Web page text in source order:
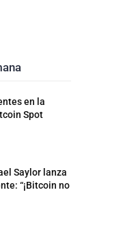
en la
Spot
Saylor lanza
“¡Bitcoin no